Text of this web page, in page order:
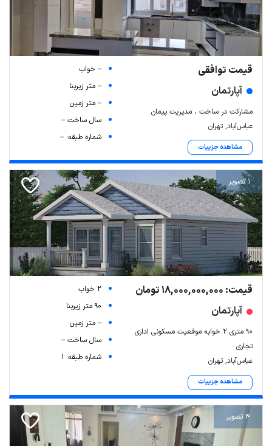
قیمت توافقی
آپارتمان
مشارکت در ساخت ، مدیریت پیمان
عباس‌آباد, تهران
مشاهده جزییات
-- خواب
-- متر زیربنا
-- متر زمین
سال ساخت --
شماره طبقه: --
1 تصویر
قیمت: 18,000,000,000 تومان
آپارتمان
۹۰ متری 2 خوابه موقعیت مسکونی اداری
تجاری
عباس‌آباد, تهران
مشاهده جزییات
2 خواب
90 متر زیربنا
-- متر زمین
سال ساخت --
شماره طبقه: 1
4 تصویر